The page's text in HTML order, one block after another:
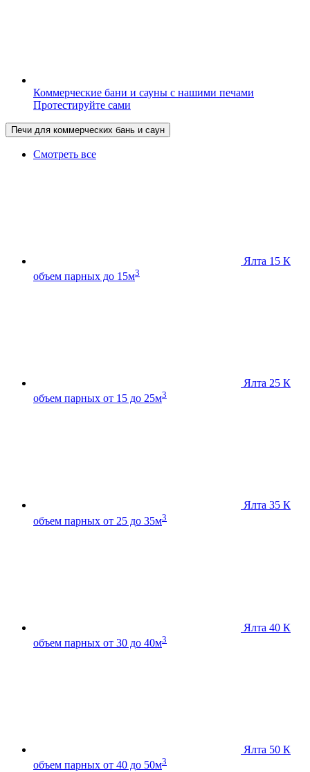
Коммерческие бани и сауны с нашими печами
Протестируйте сами
Печи для коммерческих бань и саун
Смотреть все
Ялта 15 К
объем парных до 15м3
Ялта 25 К
объем парных от 15 до 25м3
Ялта 35 К
объем парных от 25 до 35м3
Ялта 40 К
объем парных от 30 до 40м3
Ялта 50 К
объем парных от 40 до 50м3